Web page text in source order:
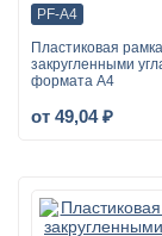
PF-A4
Пластиковая
закругленными
формата А4
от 49,04 ₽